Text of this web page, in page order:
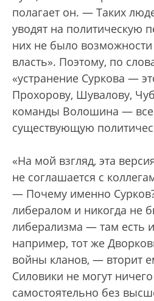
полагает он. — Таких
уводят на политическую
них не было возможности
власть». Поэтому, по
«устранение Суркова —
Прохорову, Шувалову,
команды Волошина —
существующую
«На мой взгляд, эта
не соглашается с
— Почему именно
либералом и никогда не
либерализма — там есть
например, тот же
войны кланов, — вторит
Силовики не могут
самостоятельно без